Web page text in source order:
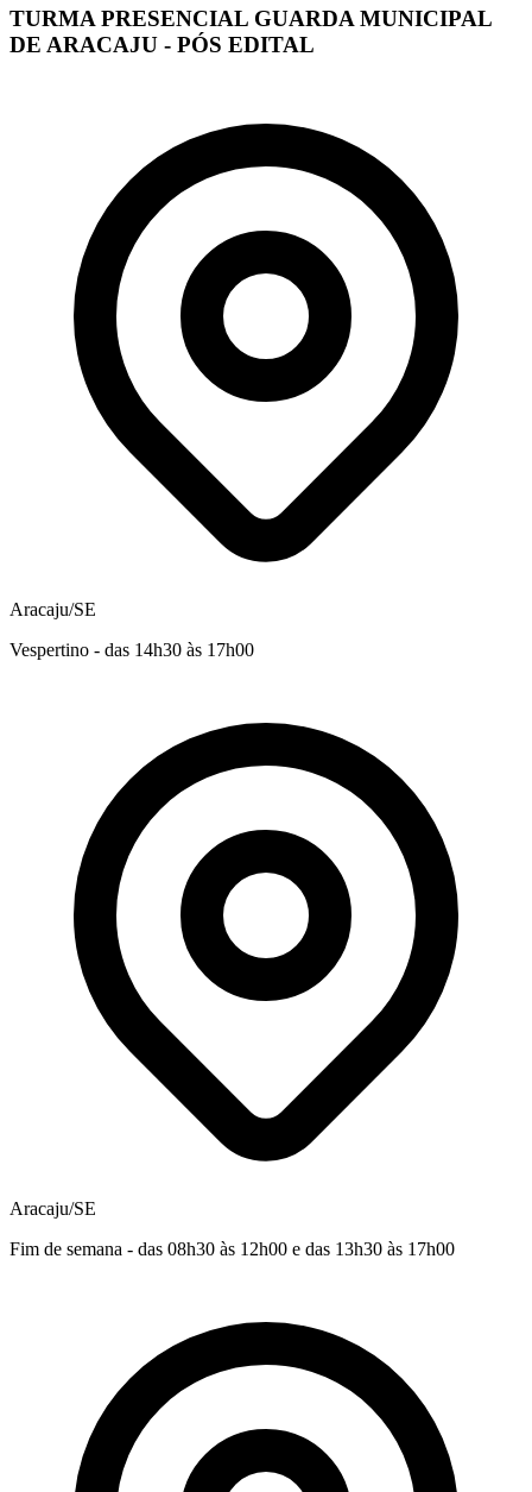
TURMA PRESENCIAL GUARDA MUNICIPAL
DE ARACAJU - PÓS EDITAL
Aracaju/SE
Vespertino - das 14h30 às 17h00
Aracaju/SE
Fim de semana - das 08h30 às 12h00 e das 13h30 às 17h00